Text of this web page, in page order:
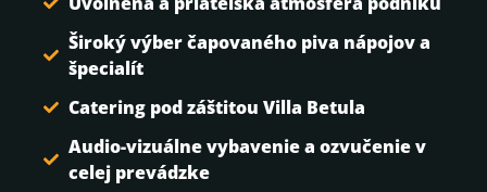
Široký výber čapovaného piva nápojov a
špecialít
Catering pod záštitou Villa Betula
Audio-vizuálne vybavenie a ozvučenie v
celej prevádzke